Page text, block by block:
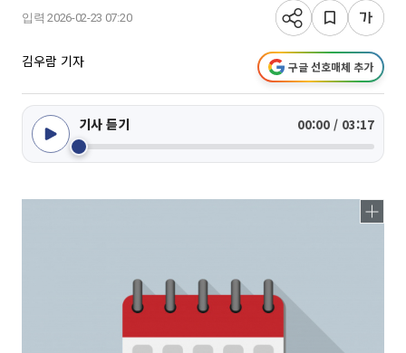
입력 2026-02-23 07:20
김우람 기자 구글 선호매체 추가
기사 듣기 00:00 / 03:17